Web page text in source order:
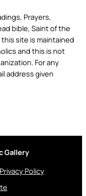
Prayers,
bible, Saint of the
site is maintained
and this is not
For any
address given
Gallery
Privacy Policy